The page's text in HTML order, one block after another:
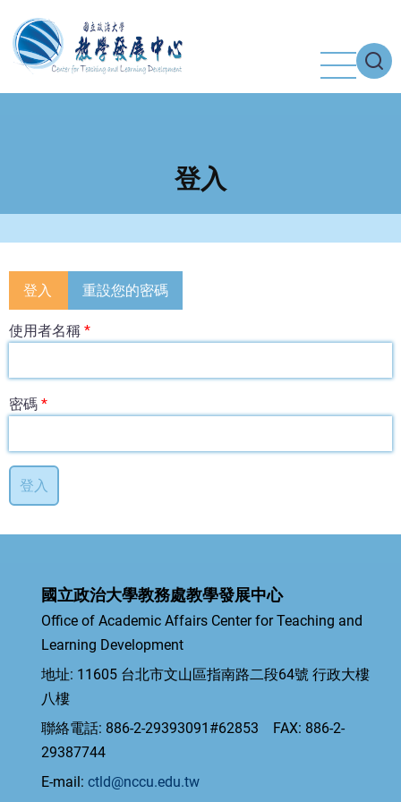
至
主
登入
Primary
tabs
登入 重設您的密碼
使用者名稱
密碼
國立政治大學教務處教學發展中心
Office of Academic Affairs Center for Teaching and
Learning Development
地址: 11605 台北市文山區指南路二段64號 行政大樓
八樓
聯絡電話: 886-2-29393091#62853 FAX: 886-2-
29387744
E-mail: ctld@nccu.edu.tw